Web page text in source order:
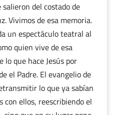
del costado de
Vivimos de esa memoria.
un espectáculo teatral al
quien vive de esa
lo que hace Jesús por
el Padre. El evangelio de
lo que ya sabían
con ellos, reescribiendo el